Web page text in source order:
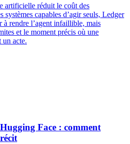
artificielle réduit le coût des
systèmes capables d’agir seuls, Ledger
à rendre l’agent infaillible, mais
et le moment précis où une
un acte.
Face : comment